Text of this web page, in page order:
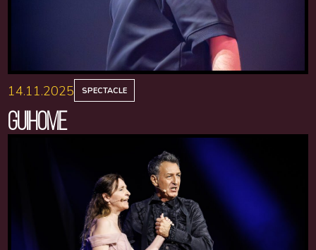
14.11.2025 SPECTACLE
GUIHOME